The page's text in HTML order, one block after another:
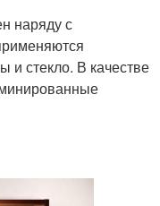
наряду с
и стекло. В качестве